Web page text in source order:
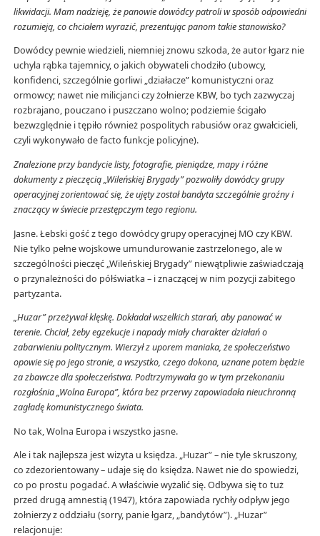
likwidacji. Mam nadzieję, że panowie dowódcy patroli w sposób odpowiedni
rozumieją, co chciałem wyrazić, prezentując panom takie stanowisko?
Dowódcy pewnie wiedzieli, niemniej znowu szkoda, że autor łgarz nie
uchyla rąbka tajemnicy, o jakich obywateli chodziło (ubowcy,
konfidenci, szczególnie gorliwi „działacze” komunistyczni oraz
ormowcy; nawet nie milicjanci czy żołnierze KBW, bo tych zazwyczaj
rozbrajano, pouczano i puszczano wolno; podziemie ścigało
bezwzględnie i tępiło również pospolitych rabusiów oraz gwałcicieli,
czyli wykonywało de facto funkcje policyjne).
Znalezione przy bandycie listy, fotografie, pieniądze, mapy i różne
dokumenty z pieczęcią „Wileńskiej Brygady” pozwoliły dowódcy grupy
operacyjnej zorientować się, że ujęty został bandyta szczególnie groźny i
znaczący w świecie przestępczym tego regionu.
Jasne. Łebski gość z tego dowódcy grupy operacyjnej MO czy KBW.
Nie tylko pełne wojskowe umundurowanie zastrzelonego, ale w
szczególności pieczęć „Wileńskiej Brygady” niewątpliwie zaświadczają
o przynależności do półświatka – i znaczącej w nim pozycji zabitego
partyzanta.
„Huzar” przeżywał klęskę. Dokładał wszelkich starań, aby panować w
terenie. Chciał, żeby egzekucje i napady miały charakter działań o
zabarwieniu politycznym. Wierzył z uporem maniaka, że społeczeństwo
opowie się po jego stronie, a wszystko, czego dokona, uznane potem będzie
za zbawcze dla społeczeństwa. Podtrzymywała go w tym przekonaniu
rozgłośnia „Wolna Europa”, która bez przerwy zapowiadała nieuchronną
zagładę komunistycznego świata.
No tak, Wolna Europa i wszystko jasne.
Ale i tak najlepsza jest wizyta u księdza. „Huzar” – nie tyle skruszony,
co zdezorientowany – udaje się do księdza. Nawet nie do spowiedzi,
co po prostu pogadać. A właściwie wyżalić się. Odbywa się to tuż
przed drugą amnestią (1947), która zapowiada rychły odpływ jego
żołnierzy z oddziału (sorry, panie łgarz, „bandytów”). „Huzar”
relacjonuje: